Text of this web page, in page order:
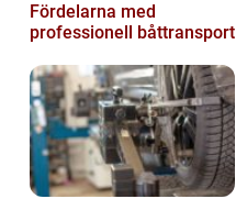
Fördelarna med
professionell båttransport